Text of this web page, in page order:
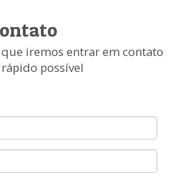
iremos entrar em contato
possível